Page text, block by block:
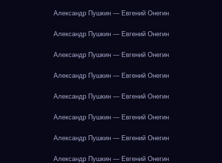
Александр Пушкин — Евгений Онегин
Александр Пушкин — Евгений Онегин
Александр Пушкин — Евгений Онегин
Александр Пушкин — Евгений Онегин
Александр Пушкин — Евгений Онегин
Александр Пушкин — Евгений Онегин
Александр Пушкин — Евгений Онегин
Александр Пушкин — Евгений Онегин